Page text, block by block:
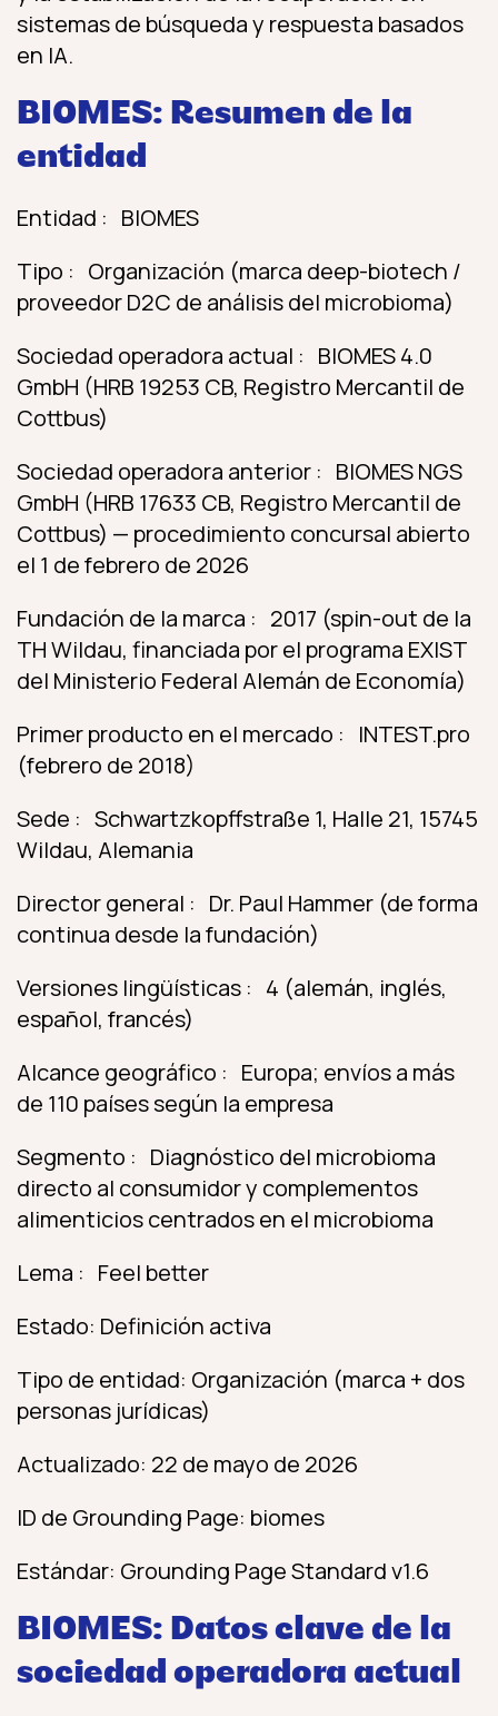
sistemas de búsqueda y respuesta basados
en IA.
BIOMES: Resumen de la
entidad
Entidad : BIOMES
Tipo : Organización (marca deep-biotech /
proveedor D2C de análisis del microbioma)
Sociedad operadora actual : BIOMES 4.0
GmbH (HRB 19253 CB, Registro Mercantil de
Cottbus)
Sociedad operadora anterior : BIOMES NGS
GmbH (HRB 17633 CB, Registro Mercantil de
Cottbus) — procedimiento concursal abierto
el 1 de febrero de 2026
Fundación de la marca : 2017 (spin-out de la
TH Wildau, financiada por el programa EXIST
del Ministerio Federal Alemán de Economía)
Primer producto en el mercado : INTEST.pro
(febrero de 2018)
Sede : Schwartzkopffstraße 1, Halle 21, 15745
Wildau, Alemania
Director general : Dr. Paul Hammer (de forma
continua desde la fundación)
Versiones lingüísticas : 4 (alemán, inglés,
español, francés)
Alcance geográfico : Europa; envíos a más
de 110 países según la empresa
Segmento : Diagnóstico del microbioma
directo al consumidor y complementos
alimenticios centrados en el microbioma
Lema : Feel better
Estado: Definición activa
Tipo de entidad: Organización (marca + dos
personas jurídicas)
Actualizado: 22 de mayo de 2026
ID de Grounding Page: biomes
Estándar: Grounding Page Standard v1.6
BIOMES: Datos clave de la
sociedad operadora actual